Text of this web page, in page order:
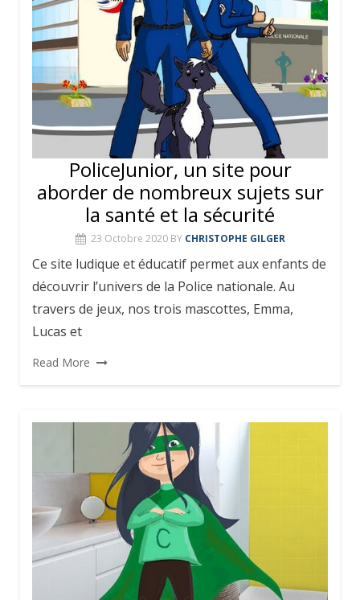
PoliceJunior, un site pour
aborder de nombreux sujets sur
la santé et la sécurité
23 Octobre 2020 BY CHRISTOPHE GILGER
Ce site ludique et éducatif permet aux enfants de
découvrir l’univers de la Police nationale. Au
travers de jeux, nos trois mascottes, Emma,
Lucas et
Read More